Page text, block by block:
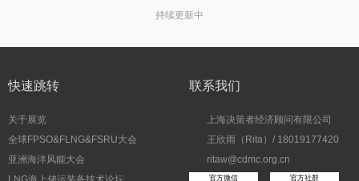
持续更新中
快速跳转
关于展览
全球FPSO&FLNG&FSRU大会
亚洲海洋风能大会
联系我们
上海决策者经济顾问有限公司
王欣雨（Rita）/ 18019177420
ritaw@cdmc.org.cn
官方微信 官方社群